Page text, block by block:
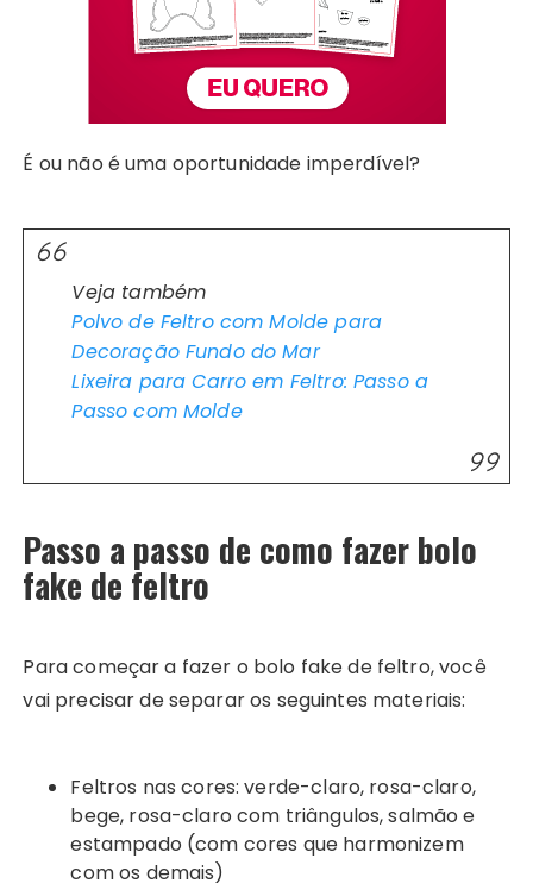
É ou não é uma oportunidade imperdível?
Veja também
Polvo de Feltro com Molde para
Decoração Fundo do Mar
Lixeira para Carro em Feltro: Passo a
Passo com Molde
Passo a passo de como fazer bolo
fake de feltro
Para começar a fazer o bolo fake de feltro, você
vai precisar de separar os seguintes materiais:
Feltros nas cores: verde-claro, rosa-claro,
bege, rosa-claro com triângulos, salmão e
estampado (com cores que harmonizem
com os demais)